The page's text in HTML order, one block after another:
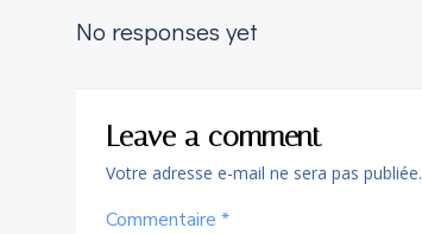
No responses yet
Leave a comment
Votre adresse e-mail ne sera pas publiée.
Commentaire *